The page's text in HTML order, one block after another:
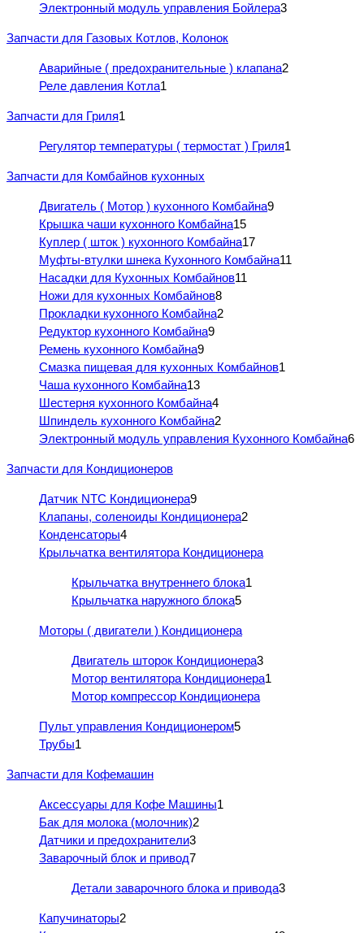
Электронный модуль управления Бойлера3
Запчасти для Газовых Котлов, Колонок
Аварийные ( предохранительные ) клапана2
Реле давления Котла1
Запчасти для Гриля1
Регулятор температуры ( термостат ) Гриля1
Запчасти для Комбайнов кухонных
Двигатель ( Мотор ) кухонного Комбайна9
Крышка чаши кухонного Комбайна15
Куплер ( шток ) кухонного Комбайна17
Муфты-втулки шнека Кухонного Комбайна11
Насадки для Кухонных Комбайнов11
Ножи для кухонных Комбайнов8
Прокладки кухонного Комбайна2
Редуктор кухонного Комбайна9
Ремень кухонного Комбайна9
Смазка пищевая для кухонных Комбайнов1
Чаша кухонного Комбайна13
Шестерня кухонного Комбайна4
Шпиндель кухонного Комбайна2
Электронный модуль управления Кухонного Комбайна6
Запчасти для Кондиционеров
Датчик NTC Кондиционера9
Клапаны, соленоиды Кондиционера2
Конденсаторы4
Крыльчатка вентилятора Кондиционера
Крыльчатка внутреннего блока1
Крыльчатка наружного блока5
Моторы ( двигатели ) Кондиционера
Двигатель шторок Кондиционера3
Мотор вентилятора Кондиционера1
Мотор компрессор Кондиционера
Пульт управления Кондиционером5
Трубы1
Запчасти для Кофемашин
Аксессуары для Кофе Машины1
Бак для молока (молочник)2
Датчики и предохранители3
Заварочный блок и привод7
Детали заварочного блока и привода3
Капучинаторы2